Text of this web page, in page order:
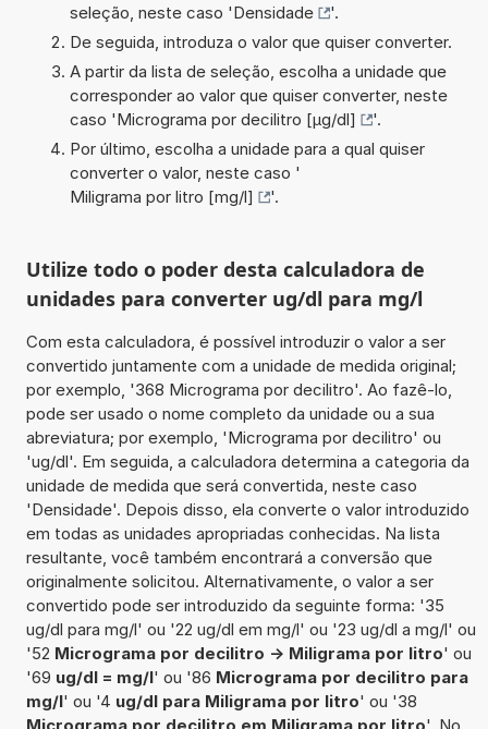
seleção, neste caso 'Densidade
'.
De seguida, introduza o valor que quiser converter.
A partir da lista de seleção, escolha a unidade que
corresponder ao valor que quiser converter, neste
caso 'Micrograma por decilitro [µg/dl]
'.
Por último, escolha a unidade para a qual quiser
converter o valor, neste caso '
Miligrama por litro [mg/l]
'.
Utilize todo o poder desta calculadora de
unidades para converter ug/dl para mg/l
Com esta calculadora, é possível introduzir o valor a ser
convertido juntamente com a unidade de medida original;
por exemplo, '368 Micrograma por decilitro'. Ao fazê-lo,
pode ser usado o nome completo da unidade ou a sua
abreviatura; por exemplo, 'Micrograma por decilitro' ou
'ug/dl'. Em seguida, a calculadora determina a categoria da
unidade de medida que será convertida, neste caso
'Densidade'. Depois disso, ela converte o valor introduzido
em todas as unidades apropriadas conhecidas. Na lista
resultante, você também encontrará a conversão que
originalmente solicitou. Alternativamente, o valor a ser
convertido pode ser introduzido da seguinte forma: '35
ug/dl para mg/l' ou '22 ug/dl em mg/l' ou '23 ug/dl a mg/l' ou
'52 Micrograma por decilitro -> Miligrama por litro' ou
'69 ug/dl = mg/l' ou '86 Micrograma por decilitro para
mg/l' ou '4 ug/dl para Miligrama por litro' ou '38
Micrograma por decilitro em Miligrama por litro'. No